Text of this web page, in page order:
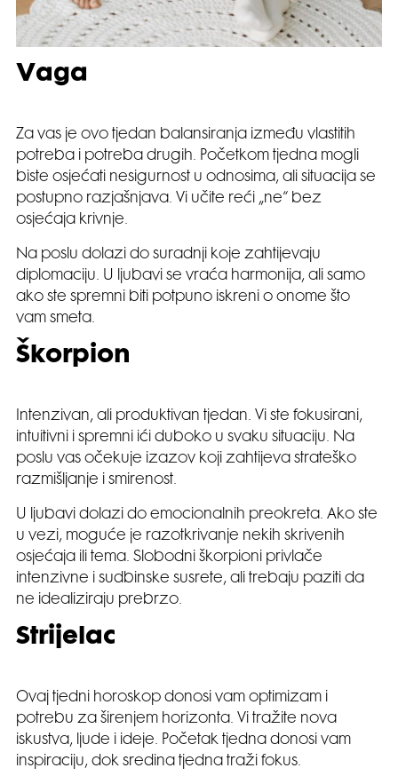
Vaga
Za vas je ovo tjedan balansiranja između vlastitih
potreba i potreba drugih. Početkom tjedna mogli
biste osjećati nesigurnost u odnosima, ali situacija se
postupno razjašnjava. Vi učite reći „ne“ bez
osjećaja krivnje.
Na poslu dolazi do suradnji koje zahtijevaju
diplomaciju. U ljubavi se vraća harmonija, ali samo
ako ste spremni biti potpuno iskreni o onome što
vam smeta.
Škorpion
Intenzivan, ali produktivan tjedan. Vi ste fokusirani,
intuitivni i spremni ići duboko u svaku situaciju. Na
poslu vas očekuje izazov koji zahtijeva strateško
razmišljanje i smirenost.
U ljubavi dolazi do emocionalnih preokreta. Ako ste
u vezi, moguće je razotkrivanje nekih skrivenih
osjećaja ili tema. Slobodni škorpioni privlače
intenzivne i sudbinske susrete, ali trebaju paziti da
ne idealiziraju prebrzo.
Strijelac
Ovaj tjedni horoskop donosi vam optimizam i
potrebu za širenjem horizonta. Vi tražite nova
iskustva, ljude i ideje. Početak tjedna donosi vam
inspiraciju, dok sredina tjedna traži fokus.